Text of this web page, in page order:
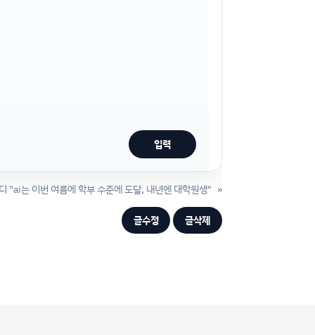
"ai는 이번 여름에 학부 수준에 도달, 내년엔 대학원생" »
글수정 글삭제